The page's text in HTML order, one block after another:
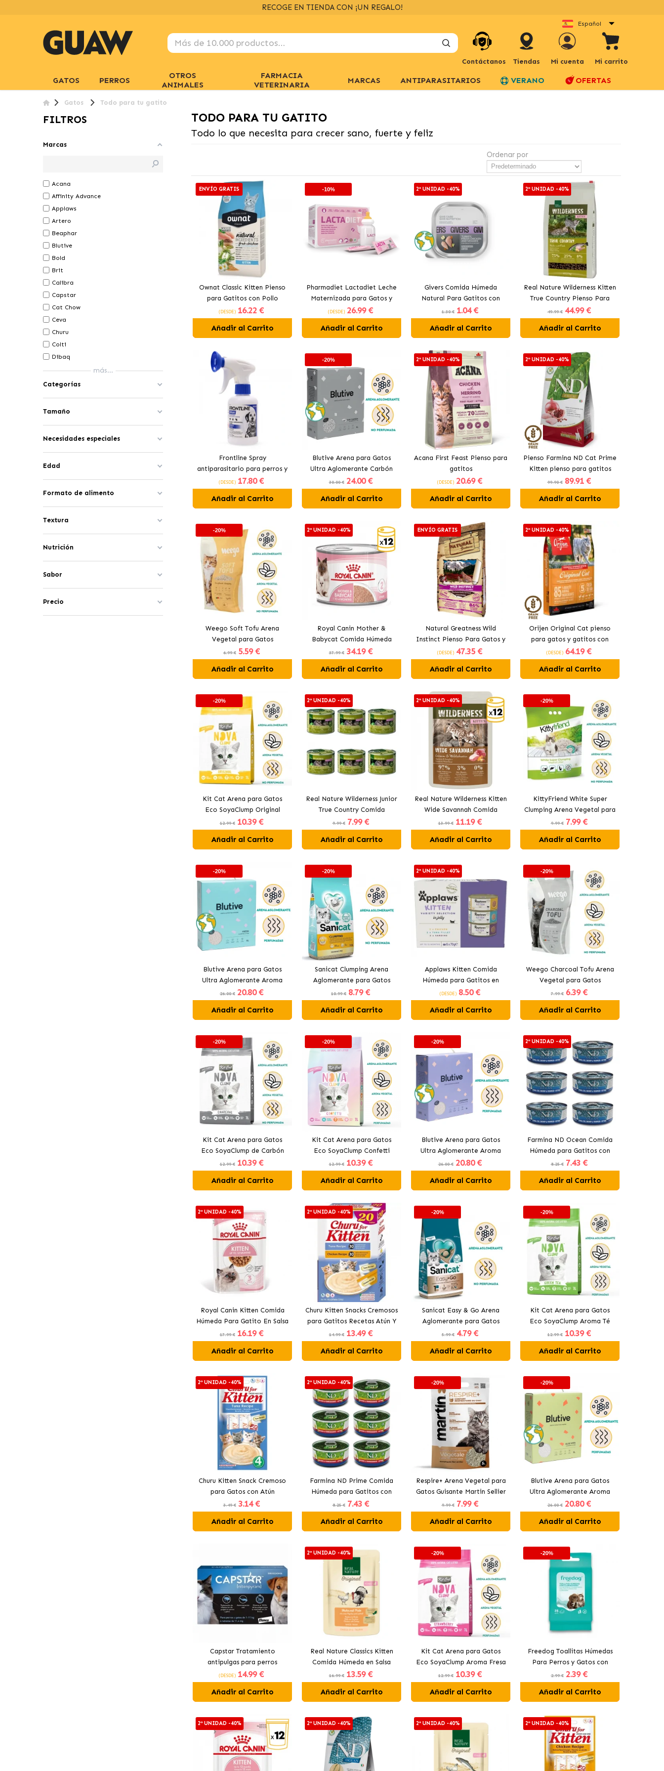
ENVÍOS GRATIS > 39€EN 24/48H+ INFO
Español
Contáctanos Tiendas Mi cuenta Mi carrito
GATOS PERROS
OTROS
ANIMALES
FARMACIA
VETERINARIA
MARCAS ANTIPARASITARIOS VERANO OFERTAS
Gatos Todo para tu gatito
FILTROS
Marcas
Acana
Affinity Advance
Applaws
Artero
Beaphar
Blutive
Bold
Brit
Calibra
Capstar
Cat Chow
Ceva
Churu
Colti
Dibaq
más...
Categorías
Tamaño
Necesidades especiales
Edad
Formato de alimento
Textura
Nutrición
Sabor
Precio
TODO PARA TU GATITO
Todo lo que necesita para crecer sano, fuerte y feliz
Ordenar por
ENVÍO GRATIS
Ownat Classic Kitten Pienso
para Gatitos con Pollo
(DESDE) 16.22 €
Añadir al Carrito
-10%
Pharmadiet Lactadiet Leche
Maternizada para Gatos y
Hurones
(DESDE) 26.99 €
Añadir al Carrito
2ª UNIDAD -40%
Givers Comida Húmeda
Natural Para Gatitos con
Pavo, Pollo y Vegetales
1.30 € 1.04 €
Añadir al Carrito
2ª UNIDAD -40%
Real Nature Wilderness Kitten
True Country Pienso Para
Gatitos con Pescado
49.99 € 44.99 €
Añadir al Carrito
Frontline Spray
antiparasitario para perros y
gatos
(DESDE) 17.80 €
Añadir al Carrito
-20%
Blutive Arena para Gatos
Ultra Aglomerante Carbón
Activo
30.00 € 24.00 €
Añadir al Carrito
2ª UNIDAD -40%
Acana First Feast Pienso para
gatitos
(DESDE) 20.69 €
Añadir al Carrito
2ª UNIDAD -40%
Pienso Farmina ND Cat Prime
Kitten pienso para gatitos
con Pollo
99.90 € 89.91 €
Añadir al Carrito
-20%
Weego Soft Tofu Arena
Vegetal para Gatos
6.99 € 5.59 €
Añadir al Carrito
2ª UNIDAD -40%
Royal Canin Mother &
Babycat Comida Húmeda
Para Gatitos Y Gatas
Lactantes
37.99 € 34.19 €
Añadir al Carrito
ENVÍO GRATIS
Natural Greatness Wild
Instinct Pienso Para Gatos y
Gatitos
(DESDE) 47.35 €
Añadir al Carrito
2ª UNIDAD -40%
Orijen Original Cat pienso
para gatos y gatitos con
pollo
(DESDE) 64.19 €
Añadir al Carrito
-20%
Kit Cat Arena para Gatos
Eco SoyaClump Original
12.99 € 10.39 €
Añadir al Carrito
2ª UNIDAD -40%
Real Nature Wilderness Junior
True Country Comida
Húmeda Para Gatitos con
Pollo y Salmón
9.99 € 7.99 €
Añadir al Carrito
2ª UNIDAD -40%
Real Nature Wilderness Kitten
Wide Savannah Comida
Húmeda Para Gatitos con
Cordero
13.99 € 11.19 €
Añadir al Carrito
-20%
KittyFriend White Super
Clumping Arena Vegetal para
Gatos
9.99 € 7.99 €
Añadir al Carrito
-20%
Blutive Arena para Gatos
Ultra Aglomerante Aroma
Fresh
26.00 € 20.80 €
Añadir al Carrito
-20%
Sanicat Clumping Arena
Aglomerante para Gatos
Fragance Free
10.99 € 8.79 €
Añadir al Carrito
2ª UNIDAD -40%
Applaws Kitten Comida
Húmeda para Gatitos en
Gelatina Multipack Surtido
(DESDE) 8.50 €
Añadir al Carrito
-20%
Weego Charcoal Tofu Arena
Vegetal para Gatos
7.99 € 6.39 €
Añadir al Carrito
-20%
Kit Cat Arena para Gatos
Eco SoyaClump de Carbón
12.99 € 10.39 €
Añadir al Carrito
-20%
Kit Cat Arena para Gatos
Eco SoyaClump Confetti
12.99 € 10.39 €
Añadir al Carrito
-20%
Blutive Arena para Gatos
Ultra Aglomerante Aroma
Lavanda
26.00 € 20.80 €
Añadir al Carrito
2ª UNIDAD -40%
Farmina ND Ocean Comida
Húmeda para Gatitos con
Atún, Bacalao, Gambas y
Calabaza
8.25 € 7.43 €
Añadir al Carrito
2ª UNIDAD -40%
Royal Canin Kitten Comida
Húmeda Para Gatito En Salsa
17.99 € 16.19 €
Añadir al Carrito
2ª UNIDAD -40%
Churu Kitten Snacks Cremosos
para Gatitos Recetas Atún Y
Pollo
14.99 € 13.49 €
Añadir al Carrito
-20%
Sanicat Easy & Go Arena
Aglomerante para Gatos
5.99 € 4.79 €
Añadir al Carrito
-20%
Kit Cat Arena para Gatos
Eco SoyaClump Aroma Té
Verde
12.99 € 10.39 €
Añadir al Carrito
2ª UNIDAD -40%
Churu Kitten Snack Cremoso
para Gatos con Atún
3.49 € 3.14 €
Añadir al Carrito
2ª UNIDAD -40%
Farmina ND Prime Comida
Húmeda para Gatitos con
Pollo y Granada
8.25 € 7.43 €
Añadir al Carrito
-20%
Respire+ Arena Vegetal para
Gatos Guisante Martin Sellier
9.99 € 7.99 €
Añadir al Carrito
-20%
Blutive Arena para Gatos
Ultra Aglomerante Aroma
Aloe Vera
26.00 € 20.80 €
Añadir al Carrito
Capstar Tratamiento
antipulgas para perros
pequeños (hasta 11kg) y
gatos
(DESDE) 14.99 €
Añadir al Carrito
2ª UNIDAD -40%
Real Nature Classics Kitten
Comida Húmeda en Salsa
Para Gatitos con Aves
16.99 € 13.59 €
Añadir al Carrito
-20%
Kit Cat Arena para Gatos
Eco SoyaClump Aroma Fresa
12.99 € 10.39 €
Añadir al Carrito
-20%
Freedog Toallitas Húmedas
Para Perros y Gatos con
Clorhexidina
2.99 € 2.39 €
Añadir al Carrito
2ª UNIDAD -40% 2ª UNIDAD -40% 2ª UNIDAD -40% 2ª UNIDAD -40%